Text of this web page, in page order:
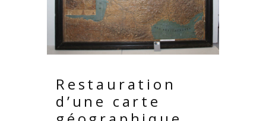
Restauration
d’une carte